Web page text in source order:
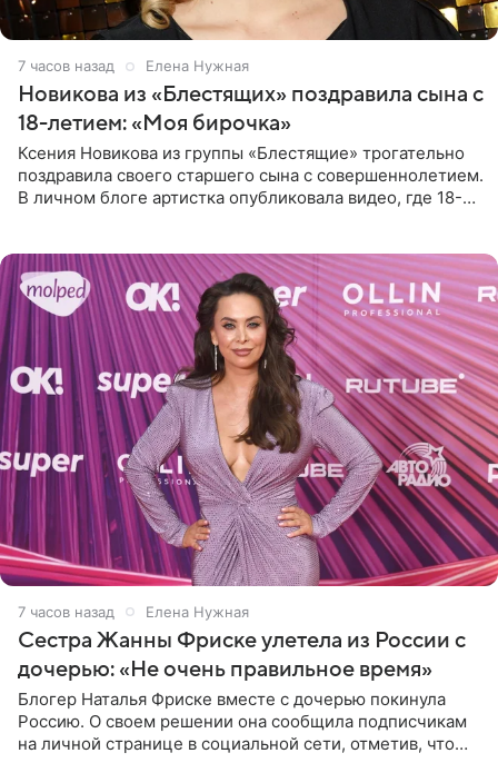
7 часов назад Елена Нужная
Новикова из «Блестящих» поздравила сына с
18-летием: «Моя бирочка»
Ксения Новикова из группы «Блестящие» трогательно
поздравила своего старшего сына с совершеннолетием.
В личном блоге артистка опубликовала видео, где 18-
7 часов назад Елена Нужная
Сестра Жанны Фриске улетела из России с
дочерью: «Не очень правильное время»
Блогер Наталья Фриске вместе с дочерью покинула
Россию. О своем решении она сообщила подписчикам
на личной странице в социальной сети, отметив, что